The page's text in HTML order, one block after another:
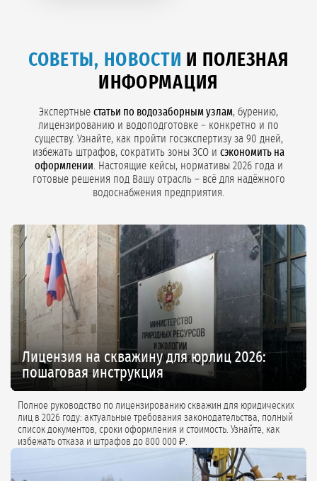
СОВЕТЫ, НОВОСТИ И ПОЛЕЗНАЯ
ИНФОРМАЦИЯ
Экспертные статьи по водозаборным узлам, бурению,
лицензированию и водоподготовке – конкретно и по
существу. Узнайте, как пройти госэкспертизу за 90 дней,
избежать штрафов, сократить зоны ЗСО и сэкономить на
оформлении . Настоящие кейсы, нормативы 2026 года и
готовые решения под Вашу отрасль – всё для надёжного
водоснабжения предприятия.
Лицензия на скважину для юрлиц 2026:
пошаговая инструкция
Полное руководство по лицензированию скважин для юридических
лиц в 2026 году: актуальные требования законодательства, полный
список документов, сроки оформления и стоимость. Узнайте, как
избежать отказа и штрафов до 800 000 ₽.